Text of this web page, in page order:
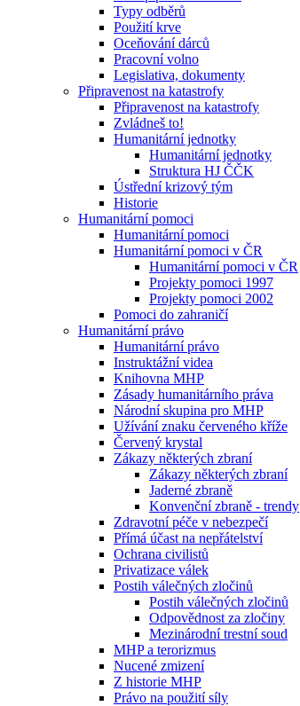
Typy odběrů
Použití krve
Oceňování dárců
Pracovní volno
Legislativa, dokumenty
Připravenost na katastrofy
Připravenost na katastrofy
Zvládneš to!
Humanitární jednotky
Humanitární jednotky
Struktura HJ ČČK
Ústřední krizový tým
Historie
Humanitární pomoci
Humanitární pomoci
Humanitární pomoci v ČR
Humanitární pomoci v ČR
Projekty pomoci 1997
Projekty pomoci 2002
Pomoci do zahraničí
Humanitární právo
Humanitární právo
Instruktážní videa
Knihovna MHP
Zásady humanitárního práva
Národní skupina pro MHP
Užívání znaku červeného kříže
Červený krystal
Zákazy některých zbraní
Zákazy některých zbraní
Jaderné zbraně
Konvenční zbraně - trendy
Zdravotní péče v nebezpečí
Přímá účast na nepřátelství
Ochrana civilistů
Privatizace válek
Postih válečných zločinů
Postih válečných zločinů
Odpovědnost za zločiny
Mezinárodní trestní soud
MHP a terorizmus
Nucené zmizení
Z historie MHP
Právo na použití síly